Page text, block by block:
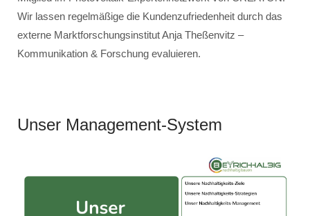
Wir lassen regelmäßige die Kundenzufriedenheit durch das
externe Marktforschungsinstitut Anja Theßenvitz –
Kommunikation & Forschung evaluieren.
Unser Management-System